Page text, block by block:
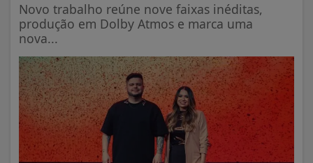
Novo trabalho reúne nove faixas inéditas,
produção em Dolby Atmos e marca uma
nova...